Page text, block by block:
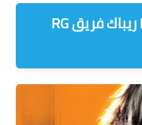
تحميل لعبة REMEMBER ME ريباك فريق RG